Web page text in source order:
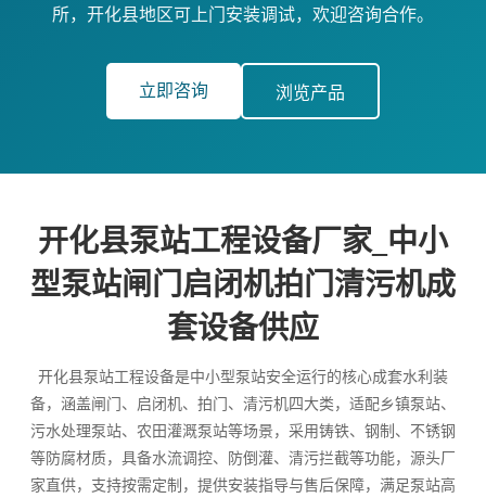
所，开化县地区可上门安装调试，欢迎咨询合作。
立即咨询 浏览产品
开化县泵站工程设备厂家_中小
型泵站闸门启闭机拍门清污机成
套设备供应
开化县泵站工程设备是中小型泵站安全运行的核心成套水利装
备，涵盖闸门、启闭机、拍门、清污机四大类，适配乡镇泵站、
污水处理泵站、农田灌溉泵站等场景，采用铸铁、钢制、不锈钢
等防腐材质，具备水流调控、防倒灌、清污拦截等功能，源头厂
家直供，支持按需定制，提供安装指导与售后保障，满足泵站高